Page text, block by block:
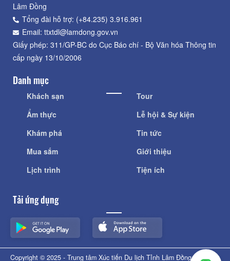
Lâm Đồng
Tổng đài hỗ trợ: (+84.235) 3.916.961
Email: ttxtdl@lamdong.gov.vn
Giấy phép: 311/GP-BC do Cục Báo chí - Bộ Văn hóa Thông tin
cấp ngày 13/10/2006
Danh mục
Khách sạn
Ẩm thực
Khám phá
Mua sắm
Lịch trình
Tour
Lễ hội & Sự kiện
Tin tức
Giới thiệu
Tiện ích
Tải ứng dụng
Copyright © 2025 - Trung tâm Xúc tiến Du lịch Tỉnh Lâm Đồng